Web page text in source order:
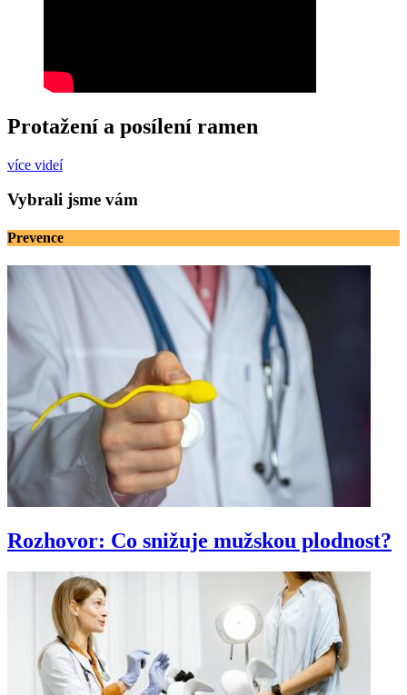
Protažení a posílení ramen
více videí
Vybrali jsme vám
Prevence
Rozhovor: Co snižuje mužskou plodnost?